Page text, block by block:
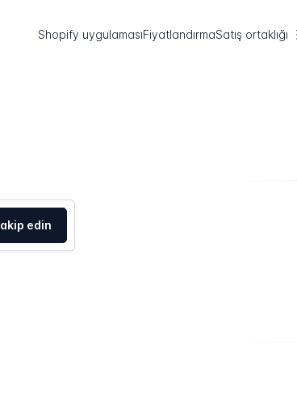
Shopify uygulamasıFiyatlandırmaSatış ortaklığı
edin